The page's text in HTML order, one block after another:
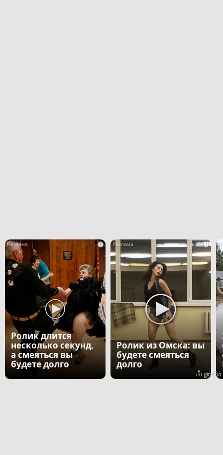
i
Ролик длится
несколько секунд,
а смеяться вы
будете долго
i
Ролик из Омска: вы
будете смеяться
долго